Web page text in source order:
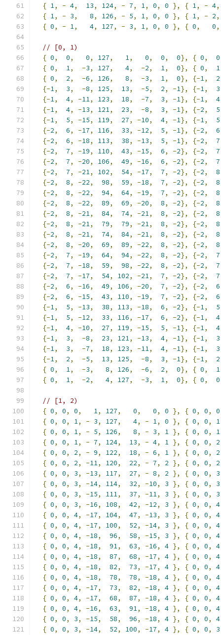
{ 1, - 4, 13, 124, - 7, 1, 0, 0 }, { 1, - 4,
{ 1, - 3, 8, 126, - 5, 1, 0, 0 }, { 1, - 2,
{ 0, - 1, 4, 127, - 3, 1, 0, 0 }, { 0, 0,
// [0, 1)
{ 0, 0, 0, 127, 1, 0, 0, 0}, { 0, 0
{ 0, 1, -3, 127, 4, -2, 1, 0}, { 0, 1
{ 0, 2, -6, 126, 8, -3, 1, 0}, {-1, 2
{-1, 3, -8, 125, 13, -5, 2, -1}, {-1, 3
{-1, 4, -11, 123, 18, -7, 3, -1}, {-1, 4
{-1, 4, -13, 121, 23, -8, 3, -1}, {-2, 5
{-1, 5, -15, 119, 27, -10, 4, -1}, {-1, 5
{-2, 6, -17, 116, 33, -12, 5, -1}, {-2, 6
{-2, 6, -18, 113, 38, -13, 5, -1}, {-2, 7
{-2, 7, -19, 110, 43, -15, 6, -2}, {-2, 7
{-2, 7, -20, 106, 49, -16, 6, -2}, {-2, 7
{-2, 7, -21, 102, 54, -17, 7, -2}, {-2, 8
{-2, 8, -22, 98, 59, -18, 7, -2}, {-2, 8
{-2, 8, -22, 94, 64, -19, 7, -2}, {-2, 8
{-2, 8, -22, 89, 69, -20, 8, -2}, {-2, 8
{-2, 8, -21, 84, 74, -21, 8, -2}, {-2, 8
{-2, 8, -21, 79, 79, -21, 8, -2}, {-2, 8
{-2, 8, -21, 74, 84, -21, 8, -2}, {-2, 8
{-2, 8, -20, 69, 89, -22, 8, -2}, {-2, 8
{-2, 7, -19, 64, 94, -22, 8, -2}, {-2, 7
{-2, 7, -18, 59, 98, -22, 8, -2}, {-2, 7
{-2, 7, -17, 54, 102, -21, 7, -2}, {-2, 7
{-2, 6, -16, 49, 106, -20, 7, -2}, {-2, 6
{-2, 6, -15, 43, 110, -19, 7, -2}, {-2, 6
{-1, 5, -13, 38, 113, -18, 6, -2}, {-1, 5
{-1, 5, -12, 33, 116, -17, 6, -2}, {-1, 4
{-1, 4, -10, 27, 119, -15, 5, -1}, {-1, 4
{-1, 3, -8, 23, 121, -13, 4, -1}, {-1, 3
{-1, 3, -7, 18, 123, -11, 4, -1}, {-1, 3
{-1, 2, -5, 13, 125, -8, 3, -1}, {-1, 2
{ 0, 1, -3, 8, 126, -6, 2, 0}, { 0, 1
{ 0, 1, -2, 4, 127, -3, 1, 0}, { 0, 0
// [1, 2)
{ 0, 0, 0, 1, 127, 0, 0, 0 }, { 0, 0, 0
{ 0, 0, 1, - 3, 127, 4, - 1, 0 }, { 0, 0, 1
{ 0, 0, 1, - 5, 126, 8, - 3, 1 }, { 0, 0, 1
{ 0, 0, 1, - 7, 124, 13, - 4, 1 }, { 0, 0, 2
{ 0, 0, 2, - 9, 122, 18, - 6, 1 }, { 0, 0, 2
{ 0, 0, 2, -11, 120, 22, - 7, 2 }, { 0, 0, 2
{ 0, 0, 3, -13, 117, 27, - 8, 2 }, { 0, 0, 3
{ 0, 0, 3, -14, 114, 32, -10, 3 }, { 0, 0, 3
{ 0, 0, 3, -15, 111, 37, -11, 3 }, { 0, 0, 3
{ 0, 0, 3, -16, 108, 42, -12, 3 }, { 0, 0, 4
{ 0, 0, 4, -17, 104, 47, -13, 3 }, { 0, 0, 4
{ 0, 0, 4, -17, 100, 52, -14, 3 }, { 0, 0, 4
{ 0, 0, 4, -18, 96, 58, -15, 3 }, { 0, 0, 4
{ 0, 0, 4, -18, 91, 63, -16, 4 }, { 0, 0, 4
{ 0, 0, 4, -18, 87, 68, -17, 4 }, { 0, 0, 4
{ 0, 0, 4, -18, 82, 73, -17, 4 }, { 0, 0, 4
{ 0, 0, 4, -18, 78, 78, -18, 4 }, { 0, 0, 4
{ 0, 0, 4, -17, 73, 82, -18, 4 }, { 0, 0, 4
{ 0, 0, 4, -17, 68, 87, -18, 4 }, { 0, 0, 4
{ 0, 0, 4, -16, 63, 91, -18, 4 }, { 0, 0, 4
{ 0, 0, 3, -15, 58, 96, -18, 4 }, { 0, 0, 4
{ 0, 0, 3, -14, 52, 100, -17, 4 }, { 0, 0, 3